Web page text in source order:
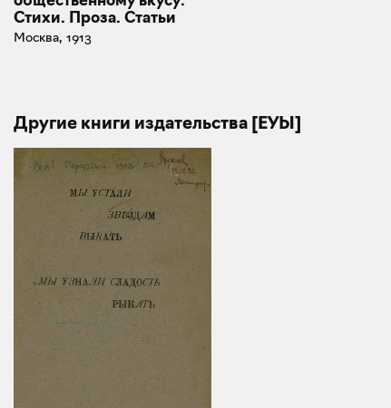
Стихи. Проза. Статьи
Москва, 1913
Другие книги издательства [ЕУЫ]